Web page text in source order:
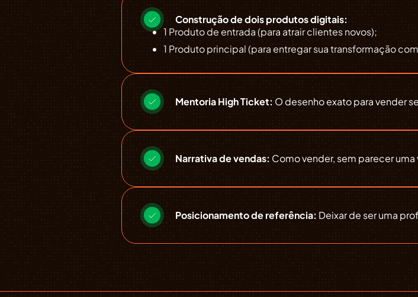
Construção de dois produtos digitais:
1 Produto de entrada (para atrair clientes novos);
1 Produto principal (para entregar sua transformação
Mentoria High Ticket: O desenho exato para vender
Narrativa de vendas: Como vender, sem parecer
Posicionamento de referência: Deixar de ser uma